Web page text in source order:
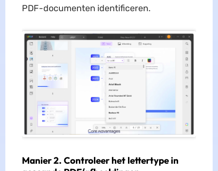
PDF-documenten identificeren.
Manier 2. Controleer het lettertype in